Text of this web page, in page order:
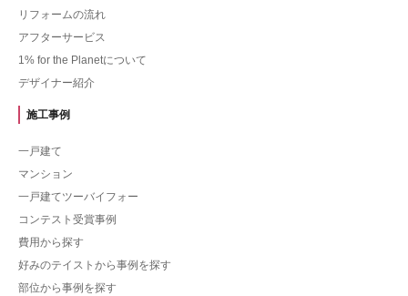
リフォームの流れ
アフターサービス
1% for the Planetについて
デザイナー紹介
施工事例
一戸建て
マンション
一戸建てツーバイフォー
コンテスト受賞事例
費用から探す
好みのテイストから事例を探す
部位から事例を探す